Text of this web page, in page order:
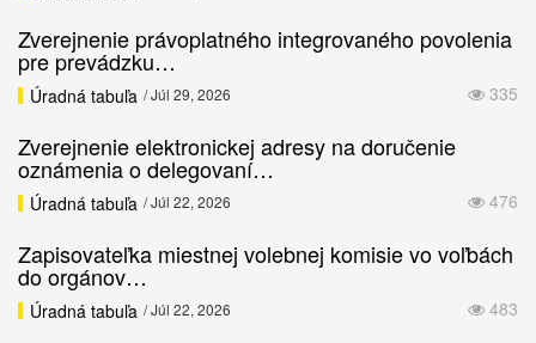
Zverejnenie právoplatného integrovaného povolenia
pre prevádzku…
335
Úradná tabuľa / Júl 29, 2026
Zverejnenie elektronickej adresy na doručenie
oznámenia o delegovaní…
476
Úradná tabuľa / Júl 22, 2026
Zapisovateľka miestnej volebnej komisie vo voľbách
do orgánov…
483
Úradná tabuľa / Júl 22, 2026